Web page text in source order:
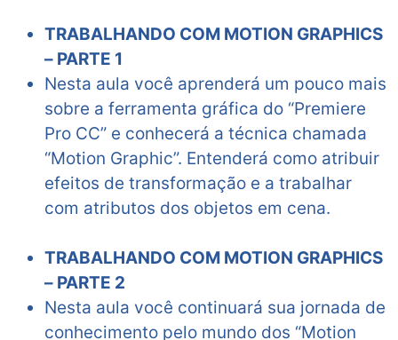
TRABALHANDO COM MOTION GRAPHICS
– PARTE 1
Nesta aula você aprenderá um pouco mais
sobre a ferramenta gráfica do “Premiere
Pro CC” e conhecerá a técnica chamada
“Motion Graphic”. Entenderá como atribuir
efeitos de transformação e a trabalhar
com atributos dos objetos em cena.
TRABALHANDO COM MOTION GRAPHICS
– PARTE 2
Nesta aula você continuará sua jornada de
conhecimento pelo mundo dos “Motion